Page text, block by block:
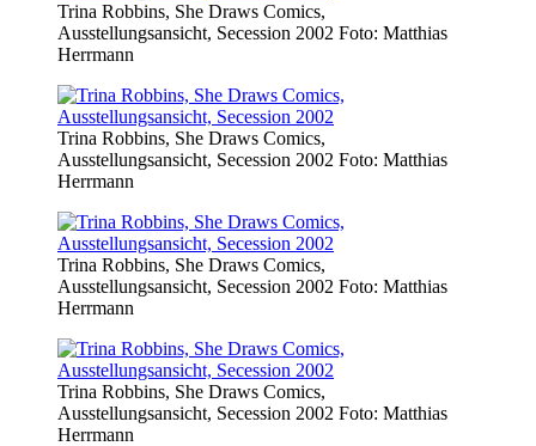
Trina Robbins, She Draws Comics,
Ausstellungsansicht, Secession 2002 Foto: Matthias
Herrmann
Trina Robbins, She Draws Comics,
Ausstellungsansicht, Secession 2002 Foto: Matthias
Herrmann
Trina Robbins, She Draws Comics,
Ausstellungsansicht, Secession 2002 Foto: Matthias
Herrmann
Trina Robbins, She Draws Comics,
Ausstellungsansicht, Secession 2002 Foto: Matthias
Herrmann